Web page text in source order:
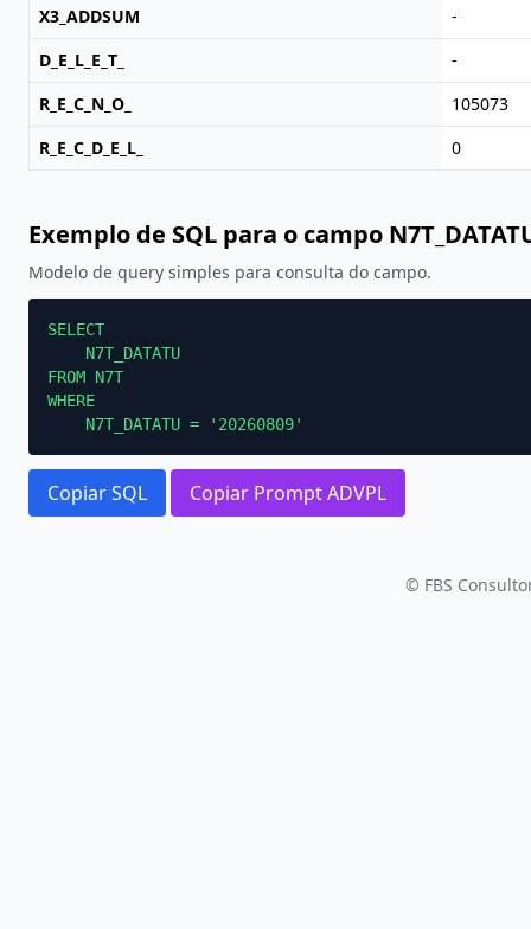
X3_ADDSUM
-
D_E_L_E_T_
-
R_E_C_N_O_
105073
R_E_C_D_E_L_
0
Exemplo de SQL para o campo
Modelo de query simples para consulta do campo.
SELECT
    N7T_DATATU
FROM N7T
WHERE
    N7T_DATATU = '20260809'
Copiar SQL Copiar Prompt ADVPL
© FBS